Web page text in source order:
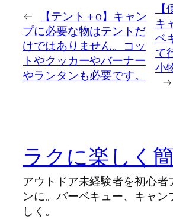
←
【テント＋α】キャン
プに必要な物はテントだ
けではありません。コッ
トやクッカーやバーナー
やランタンも必要です。
キ
ベ
て
小
→
ラクに楽しく
アウトドア未経験者を初心者
ンに。バーベキュー、キャン
しく。